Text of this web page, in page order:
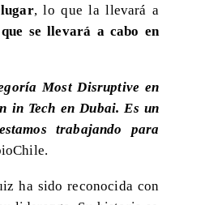
, lo que la llevará a
se llevará a cabo en
Most Disruptive en
in Tech en Dubai. Es un
trabajando para
ha sido reconocida con